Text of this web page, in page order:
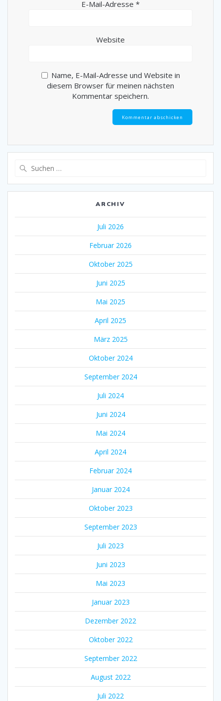
E-Mail-Adresse *
Website
Name, E-Mail-Adresse und Website in
diesem Browser für meinen nächsten
Kommentar speichern.
ARCHIV
Juli 2026
Februar 2026
Oktober 2025
Juni 2025
Mai 2025
April 2025
März 2025
Oktober 2024
September 2024
Juli 2024
Juni 2024
Mai 2024
April 2024
Februar 2024
Januar 2024
Oktober 2023
September 2023
Juli 2023
Juni 2023
Mai 2023
Januar 2023
Dezember 2022
Oktober 2022
September 2022
August 2022
Juli 2022